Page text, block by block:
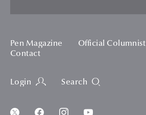
Pen Magazine Official Columnist
Contact
Login Search